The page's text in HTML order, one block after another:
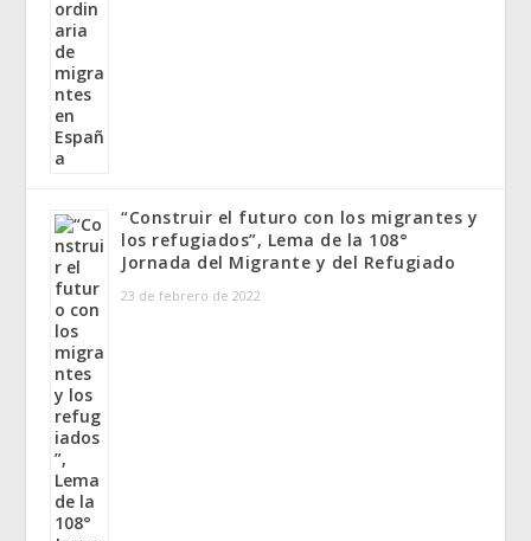
“Construir el futuro con los migrantes y
los refugiados”, Lema de la 108°
Jornada del Migrante y del Refugiado
23 de febrero de 2022